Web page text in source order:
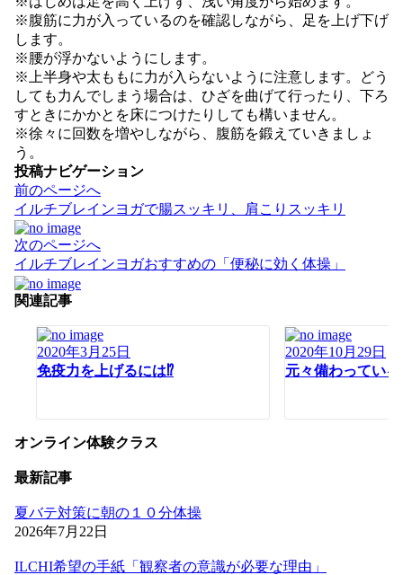
※腹筋に力が入っているのを確認しながら、足を上げ下げ
します。
※腰が浮かないようにします。
※上半身や太ももに力が入らないように注意します。どう
しても力んでしまう場合は、ひざを曲げて行ったり、下ろ
すときにかかとを床につけたりしても構いません。
※徐々に回数を増やしながら、腹筋を鍛えていきましょ
う。
投稿ナビゲーション
前のページへ
イルチブレインヨガで腸スッキリ、肩こりスッキリ
次のページへ
イルチブレインヨガおすすめの「便秘に効く体操」
関連記事
2020年3月25日
免疫力を上げるには⁉️
2020年10月29日
元々備わっている
オンライン体験クラス
最新記事
夏バテ対策に朝の１０分体操
2026年7月22日
ILCHI希望の手紙「観察者の意識が必要な理由」